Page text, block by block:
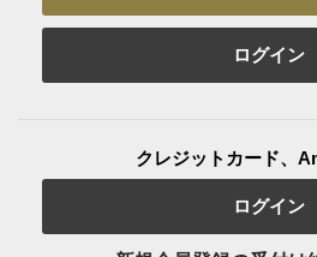
ログイン
クレジットカード、
ログイン